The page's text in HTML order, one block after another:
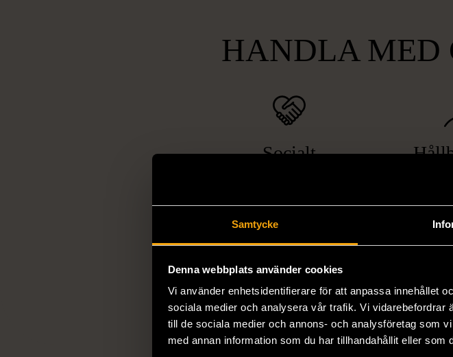
Samtycke
Denna webbplats använder cookies
Vi använder enhetsidentifierare för att anpassa innehållet
sociala medier och analysera vår trafik. Vi vidarebefordrar
till de sociala medier och annons- och analysföretag som
med annan information som du har tillhandahållit eller
HANDLA MED
Socialt
och stötta personer i svåra
arbetstränar personer som står
utanför arbetsmarknaden på ett
eller annat sätt.
nytt liv åt
LIKNANDE
Hitta produkter